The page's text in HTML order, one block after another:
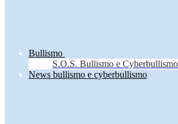
Bullismo
S.O.S. Bullismo e Cyberbullismo
News bullismo e cyberbullismo